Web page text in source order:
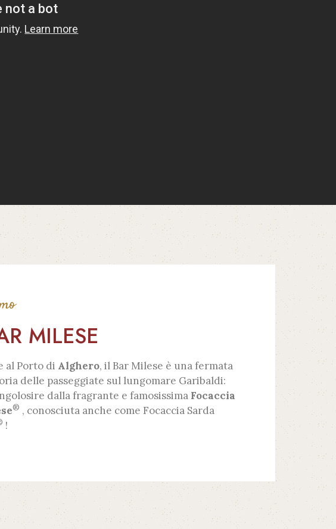
MILESE
al Porto di Alghero, il Bar Milese è una fermata
delle passeggiate sul lungomare Garibaldi:
dalla fragrante e famosissima Focaccia
® , conosciuta anche come Focaccia Sarda
!